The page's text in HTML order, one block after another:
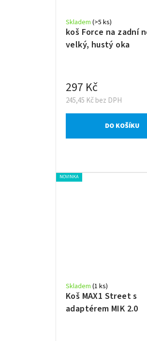
koš Force na zadní
velký, hustý oka
Skladem (>5 ks)
245,45 Kč bez DPH
297 Kč
DO KOŠÍKU
NOVINKA
Koš MAX1 Street s
adaptérem MIK 2.0
Skladem (1 ks)